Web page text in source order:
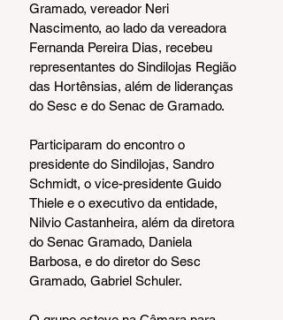
Gramado, vereador Neri
Nascimento, ao lado da vereadora
Fernanda Pereira Dias, recebeu
representantes do Sindilojas Região
das Hortênsias, além de lideranças
do Sesc e do Senac de Gramado.
Participaram do encontro o
presidente do Sindilojas, Sandro
Schmidt, o vice-presidente Guido
Thiele e o executivo da entidade,
Nilvio Castanheira, além da diretora
do Senac Gramado, Daniela
Barbosa, e do diretor do Sesc
Gramado, Gabriel Schuler.